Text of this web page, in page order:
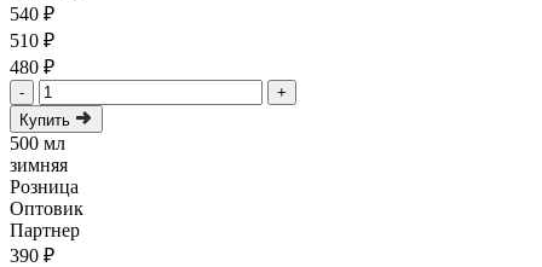
540 ₽
510 ₽
480 ₽
-
+
Купить
500 мл
зимняя
Розница
Оптовик
Партнер
390 ₽